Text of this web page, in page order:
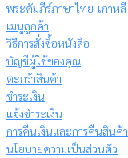
พระคัมภีร์ภาษาไทย-เกาหลี
เมนูลูกค้า
วิธีการสั่งซื้อหนังสือ
บัญชีผู้ใช้ของคุณ
ตะกร้าสินค้า
ชำระเงิน
แจ้งชำระเงิน
การคืนเงินและการคืนสินค้า
นโยบายความเป็นส่วนตัว